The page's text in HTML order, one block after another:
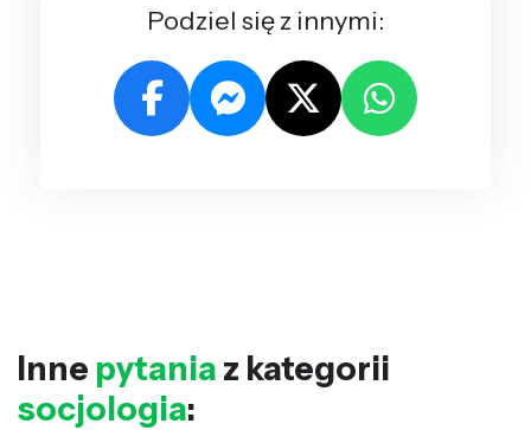
Podziel się z innymi:
Inne pytania z kategorii
socjologia: